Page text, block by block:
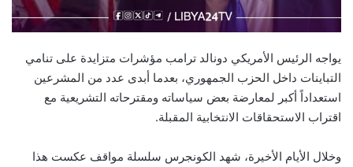
يواجه الرئيس الأمريكي دونالد ترامب مؤشرات متزايدة على تنامي
التباينات داخل الحزب الجمهوري، بعدما أبدى عدد من المشرعين
استعداداً أكبر لمعارضة بعض سياساته ومقترحاته التشريعية مع
اقتراب الاستحقاقات الانتخابية المقبلة.
وخلال الأيام الأخيرة، شهد الكونجرس سلسلة مواقف عكست هذا